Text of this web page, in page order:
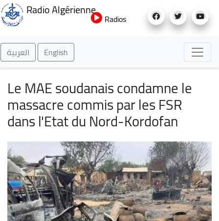
au
Radio Algérienne
Radios
العربية English
Le MAE soudanais condamne le
massacre commis par les FSR
dans l'Etat du Nord-Kordofan